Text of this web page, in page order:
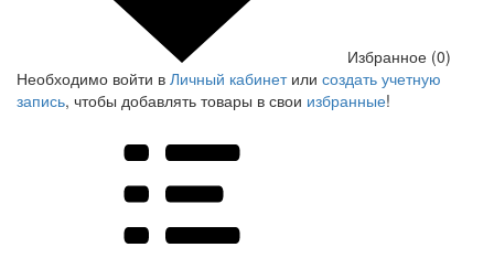
Избранное (0)
Необходимо войти в Личный кабинетили создать учетную
запись, чтобы добавлять товары в свои избранные!